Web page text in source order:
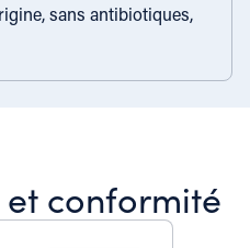
sans antibiotiques,
conformité